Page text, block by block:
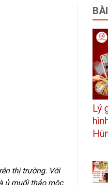
thị trường. Với
ủ muối thảo mộc
Lý giải sự thành công của mô